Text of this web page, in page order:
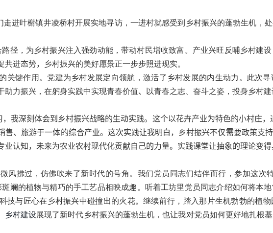
进叶榭镇井凌桥村开展实地寻访，一进村就感受到乡村振兴的蓬勃生机，
路径，为乡村振兴注入强劲动能，带动村民增收致富。产业兴旺反哺乡村建
共进态势， 乡村振兴的美好愿景正一步步照进现实。
关键作用。党建为乡村发展定向领航，激活了乡村发展的内生动力。此次
助力振兴，在躬身实践中实现青春价值、
以青春之志、奋斗之姿，投身乡村
我深刻体会到乡村振兴战略的生动实践。这个以花卉产业为特色的小村庄，
售、旅游于一体的综合产业。这次实践让我明白，乡村振兴不仅需要政策支
业认知，未来为农业农村现代化贡献自己的力量。实践课堂让抽象的理论变
风拂过，仿佛吹来了新时代的号角。我们党员同志们结伴而行，参加这次
斓的植物与精巧的手工艺品相映成趣。听着工坊里党员同志介绍如何将本
技与匠心在乡村振兴中碰撞出的火花。继续前行，踏入那片生机勃勃的植
乡村建设展现了新时代乡村振兴的蓬勃生机，也让我对党员如何更好地扎根